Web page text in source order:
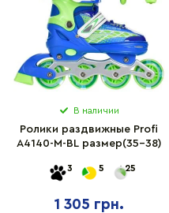
В наличии
Ролики раздвижные Profi
A4140-M-BL размер(35-38)
3 5 25
1 305 грн.